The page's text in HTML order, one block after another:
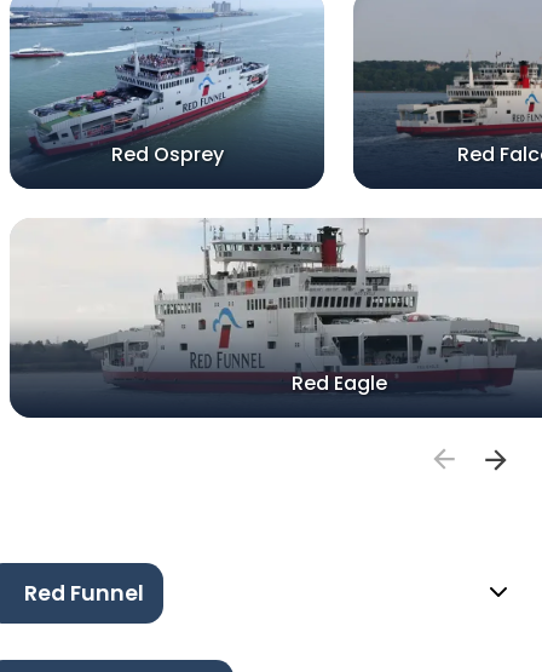
Red Osprey Red
Red Eagle
Red Funnel